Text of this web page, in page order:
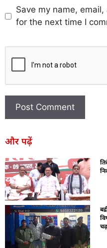
Save my name,
for the next time I
और पढ़ें